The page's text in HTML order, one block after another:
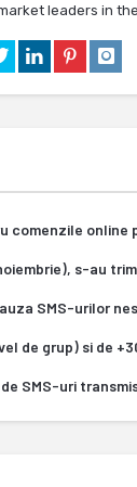
leaders in
comenzile online
s-au
SMS-urilor
de grup) si de
SMS-uri